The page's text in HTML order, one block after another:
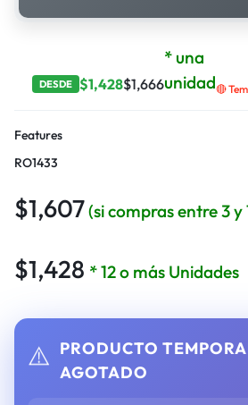
DESDE $1,428$1,666
* una
unidad🔴
Features
RO1433
$1,607(si compras entre 3 y
$1,428 * 12 o más Unidades
⚠️ PRODUCTO
AGOTADO